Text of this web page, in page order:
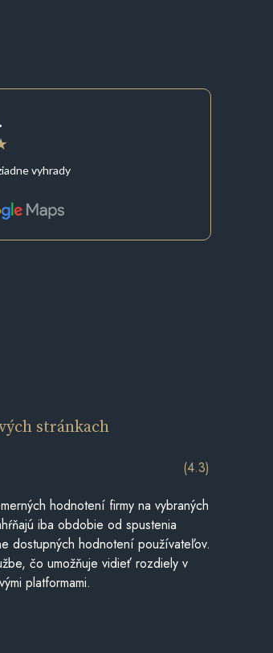
vyhrady
stránkach
(4.3)
hodnotení firmy na vybraných
iba obdobie od spustenia
dostupných hodnotení používateľov.
čo umožňuje vidieť rozdiely v
platformami.